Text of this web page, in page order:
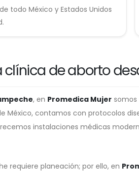
todo México y Estados Unidos
clínica de aborto
, en Promedica Mujer
México, contamos con protocolos
instalaciones médicas
requiere planeación; por ello, en